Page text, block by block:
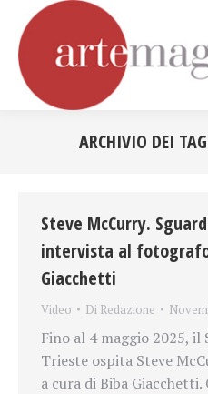
ARCHIVIO DEI
Steve McCurry.
intervista al
Giacchetti
Video Di Redazione
Fino al 4 maggio 2025,
Trieste ospita Steve
a cura di Biba